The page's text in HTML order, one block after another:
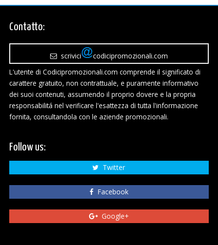
Contatto:
scrivici
codicipromozionali.com
L'utente di Codicipromozionali.com comprende il significato di
carattere gratuito, non contrattuale, e puramente informativo
dei suoi contenuti, assumendo il proprio dovere e la propria
responsabilitá nel verificare l'esattezza di tutta l'informazione
fornita, consultandola con le aziende promozionali.
Follow us:
Twitter
Facebook
Google+